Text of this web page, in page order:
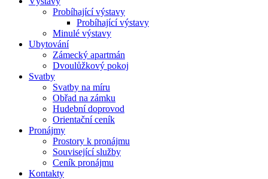
Probíhající výstavy
Probíhající výstavy
Minulé výstavy
Ubytování
Zámecký apartmán
Dvoulůžkový pokoj
Svatby
Svatby na míru
Obřad na zámku
Hudební doprovod
Orientační ceník
Pronájmy
Prostory k pronájmu
Související služby
Ceník pronájmu
Kontakty